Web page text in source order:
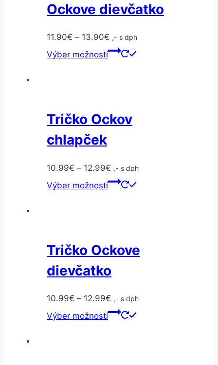
Ockove dievčatko
11.90€ – 13.90€ ,- s dph
Výber možností
Tričko Ockov
chlapček
10.99€ – 12.99€ ,- s dph
Výber možností
Tričko Ockove
dievčatko
10.99€ – 12.99€ ,- s dph
Výber možností